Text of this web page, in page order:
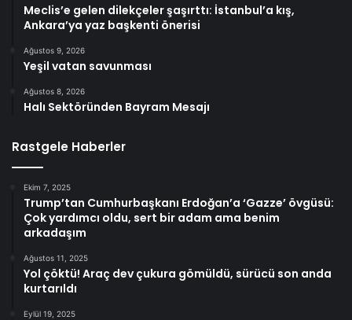
Meclis’e gelen dilekçeler şaşırttı: İstanbul’a kış,
Ankara’ya yaz başkenti önerisi
Ağustos 9, 2026
Yeşil vatan savunması
Ağustos 8, 2026
Halı Sektöründen Bayram Mesajı
Rastgele Haberler
Ekim 7, 2025
Trump’tan Cumhurbaşkanı Erdoğan’a ‘Gazze’ övgüsü:
Çok yardımcı oldu, sert bir adam ama benim
arkadaşım
Ağustos 11, 2025
Yol çöktü! Araç dev çukura gömüldü, sürücü son anda
kurtarıldı
Eylül 19, 2025